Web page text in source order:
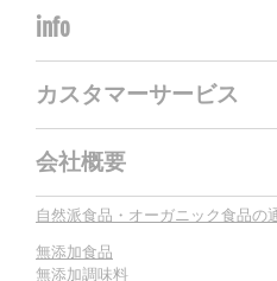
info
カスタマーサービス
会社概要
自然派食品・オーガニック食品の
無添加食品
無添加調味料